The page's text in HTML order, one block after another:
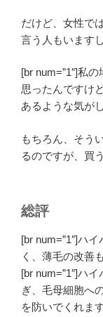
だけど、女性で
言う人もいます
[br num=”1″]私
思ったんですけ
あるような気が
もちろん、そう
るのですが、買
総評
[br num=”1″]ハ
く、薄毛の改善
[br num=”1″]ハ
ぎ、毛母細胞へ
を防いでくれます